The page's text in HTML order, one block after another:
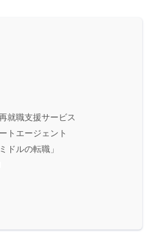
就職支援サービス
トエージェント
ドルの転職」